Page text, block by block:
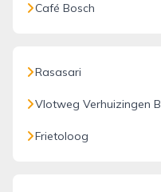
Café Bosch
Rasasari
Vlotweg Verhuizingen
Frietoloog